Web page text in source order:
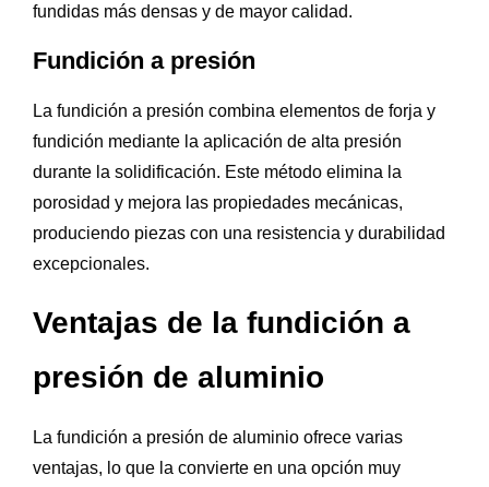
fundidas más densas y de mayor calidad.
Fundición a presión
La fundición a presión combina elementos de forja y
fundición mediante la aplicación de alta presión
durante la solidificación. Este método elimina la
porosidad y mejora las propiedades mecánicas,
produciendo piezas con una resistencia y durabilidad
excepcionales.
Ventajas de la fundición a
presión de aluminio
La fundición a presión de aluminio ofrece varias
ventajas, lo que la convierte en una opción muy